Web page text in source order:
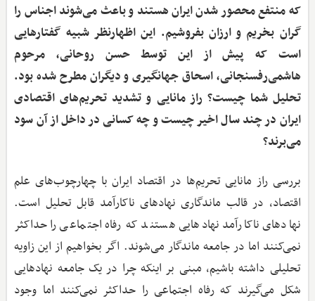
که منتفع محصور شدن ایران هستند و باعث می‌شوند اجناس را
گران بخریم و ارزان بفروشیم. این اظهارنظر شبیه گفتارهایی
است که پیش از این توسط حسن روحانی، مرحوم
هاشمی‌رفسنجانی، اسحاق جهانگیری و دیگران مطرح شده بود.
تحلیل شما چیست؟ راز مانایی و تشدید تحریم‌های اقتصادی
ایران در چند سال اخیر چیست و چه کسانی در داخل از آن سود
می‌برند؟
بررسی راز مانایی تحریم‌ها در اقتصاد ایران با چهارچوب‌های علم
اقتصاد، در قالب ماندگاری نهادهای ناکارآمد قابل تحلیل است.
نهادهای ناکارآمد نهادهایی هستند که رفاه اجتماعی را حداکثر
نمی‌کنند اما در جامعه ماندگار می‌شوند. اگر بخواهیم از این زاویه
تحلیلی داشته باشیم، مبنی بر اینکه چرا در یک جامعه نهادهایی
شکل می‌گیرند که رفاه اجتماعی را حداکثر نمی‌کنند اما وجود